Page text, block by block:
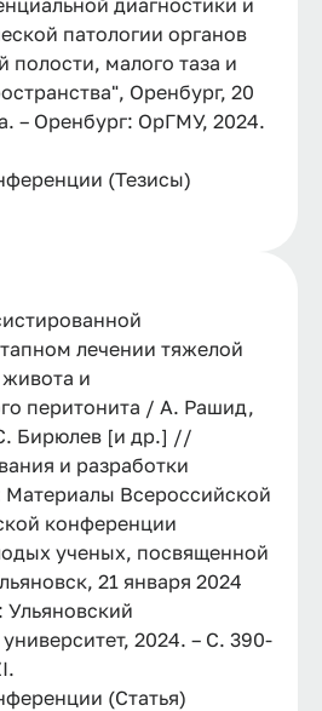
патологии органов
малого таза и
Оренбург, 20
– Оренбург: ОрГМУ, 2024.
(Тезисы)
лечении тяжелой
и
перитонита / А. Рашид,
Бирюлев [и др.] //
и разработки
Всероссийской
конференции
ученых, посвященной
21 января 2024
Ульяновский
2024. – С. 390-
(Статья)